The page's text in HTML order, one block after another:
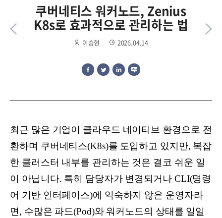
쿠버네티스 워커노드, Zenius
K8s로 효과적으로 관리하는 법
이승현 2026.04.14
최근 많은 기업이 클라우드 네이티브 환경으로 전
환하며 쿠버네티스(K8s)를 도입하고 있지만, 복잡
한 클러스터 내부를 관리하는 것은 결코 쉬운 일
이 아닙니다. 특히 담당자가 변경되거나 CLI(명령
어 기반 인터페이스)에 익숙하지 않은 운영자라
면, 수많은 파드(Pod)와 워커노드의 상태를 일일